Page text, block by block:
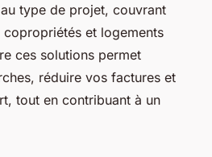
type de projet, couvrant
et logements
ces solutions permet
réduire vos factures et
tout en contribuant à un